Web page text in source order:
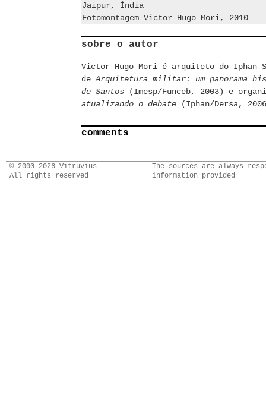
Jaipur, Índia
Fotomontagem Victor Hugo Mori, 2010
sobre o autor
Victor Hugo Mori é arquiteto do Iphan
deArquitetura militar: um panorama
de Santos (Imesp/Funceb, 2003) e
atualizando o debate (Iphan/Dersa,
comments
© 2000–2026 Vitruvius
All rights reserved
The sources are always
information provided